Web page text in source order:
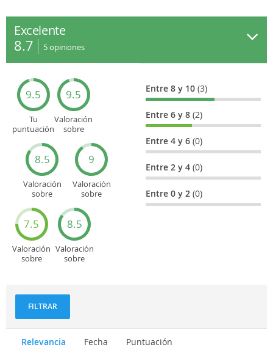
Excelente
8.7 5opiniones
9.5
Tu
puntuación
9.5
Valoración
sobre
8.5
Valoración
sobre
9
Valoración
sobre
turísticos
7.5
Valoración
sobre
8.5
Valoración
sobre
Entre 8 y 10(3)
Entre 6 y 8(2)
Entre 4 y 6(0)
Entre 2 y 4(0)
Entre 0 y 2(0)
FILTRAR
Relevancia Fecha Puntuación